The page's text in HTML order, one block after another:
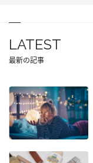
LATEST
最新の記事